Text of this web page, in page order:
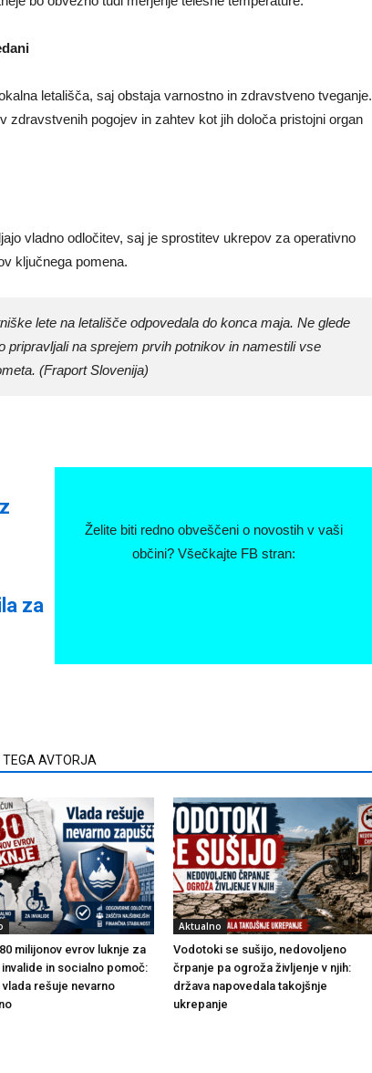
letališča, saj obstaja varnostno in zdravstveno tveganje.
zdravstvenih pogojev in zahtev kot jih določa pristojni organ
vladno odločitev, saj je sprostitev ukrepov za operativno
ključnega pomena.
lete na letališče odpovedala do konca maja. Ne glede
pripravljali na sprejem prvih potnikov in namestili vse
(Fraport Slovenija)
Želite biti redno obveščeni o novostih v vaši
občini? Všečkajte FB stran:
za
TEGA AVTORJA
milijonov evrov luknje za
in socialno pomoč:
vlada rešuje nevarno
Aktualno
Vodotoki se sušijo, nedovoljeno
črpanje pa ogroža življenje v njih:
država napovedala takojšnje
ukrepanje